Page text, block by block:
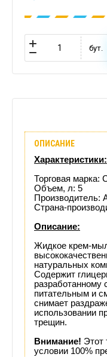
бут.
Отзывы
(0)
Доставка
этого
товара
ОПИСАНИЕ
Характеристики:
Торговая марка:
Объем, л: 5
Производитель:
Страна-
Описание:
Жидкое крем-
натуральных
Содержит
разработанному
питательным и
снимает
использовании
трещин.
Внимание! Этот
условии 100%